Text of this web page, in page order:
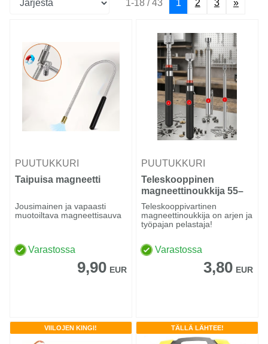
1-18 / 43 1 2 3 »
PUUTUKKURI
Taipuisa magneetti
Jousimainen ja vapaasti
muotoiltava magneettisauva
Varastossa
9,90 EUR
PUUTUKKURI
Teleskooppinen
magneettinoukkija 55–
78 cm | Erittäin
voimakas magneetti
Teleskooppivartinen
magneettinoukkija on arjen ja
työpajan pelastaja!
Varastossa
3,80 EUR
VIILOJEN KINGI! TÄLLÄ LÄHTEE!